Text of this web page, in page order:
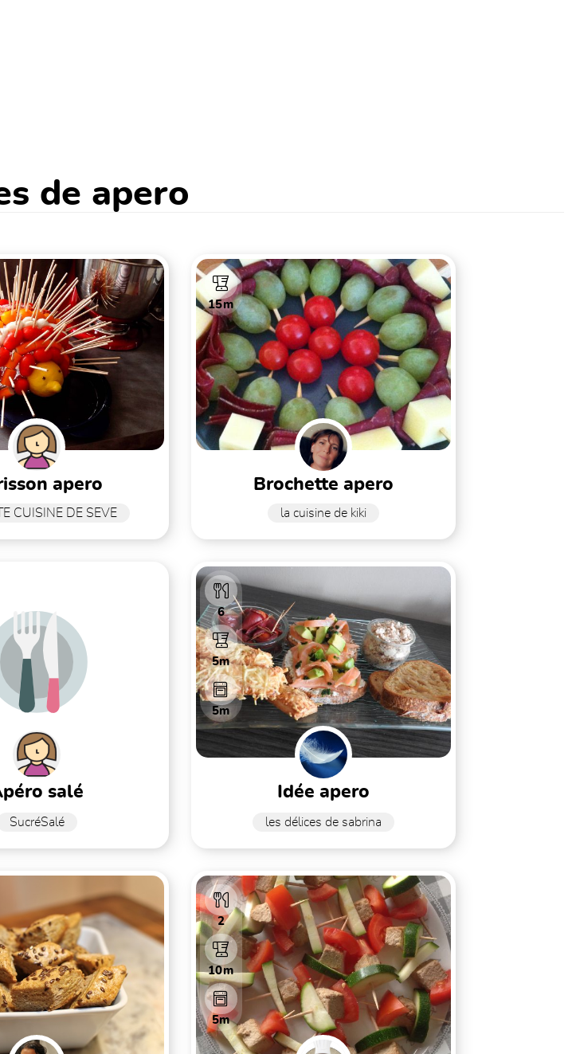
de apero
apero
CUISINE DE SEVE
15m
brochette apero
la cuisine de kiki
apéro salé
SucréSalé
6
5m
5m
idée apero
les délices de sabrina
2
10m
5m